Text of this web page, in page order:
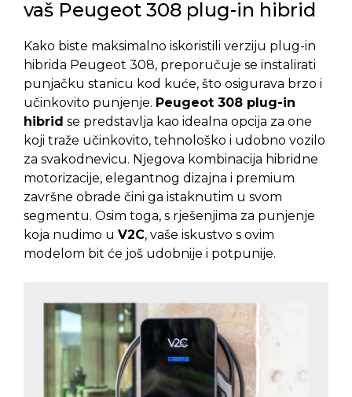
vaš Peugeot 308 plug-in hibrid
Kako biste maksimalno iskoristili verziju plug-in
hibrida Peugeot 308, preporučuje se instalirati
punjačku stanicu kod kuće, što osigurava brzo i
učinkovito punjenje. Peugeot 308 plug-in
hibrid se predstavlja kao idealna opcija za one
koji traže učinkovito, tehnološko i udobno vozilo
za svakodnevicu. Njegova kombinacija hibridne
motorizacije, elegantnog dizajna i premium
završne obrade čini ga istaknutim u svom
segmentu. Osim toga, s rješenjima za punjenje
koja nudimo u V2C, vaše iskustvo s ovim
modelom bit će još udobnije i potpunije.